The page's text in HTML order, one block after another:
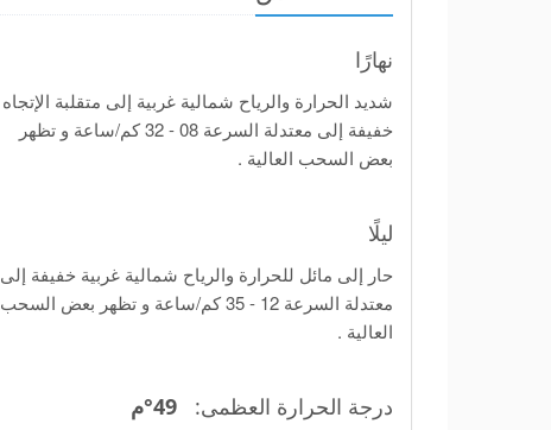
نهارًا
شديد الحرارة والرياح شمالية غربية إلى متقلبة الإتجاه
خفيفة إلى معتدلة السرعة 08 - 32 كم/ساعة و تظهر
بعض السحب العالية .
ليلًا
حار إلى مائل للحرارة والرياح شمالية غربية خفيفة إلى
معتدلة السرعة 12 - 35 كم/ساعة و تظهر بعض السحب
العالية .
درجة الحرارة العظمى: